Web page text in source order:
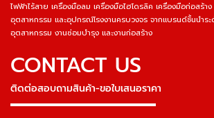
ไฟฟ้าไร้สาย เครื่องมือลม เครื่องมือไฮโดรลิค เครื่องมือก่อสร้า
อุตสาหกรรม และอุปกรณ์โรงงานครบวงจร จากแบรนด์ชั้นนำร
อุตสาหกรรม งานซ่อมบำรุง และงานก่อสร้าง
CONTACT US
ติดต่อสอบถามสินค้า-ขอใบเสนอราคา
▬▬▬▬▬▬▬▬▬▬▬▬▬▬▬